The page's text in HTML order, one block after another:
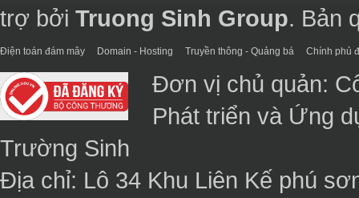
trợ bởi Truong Sinh Group. Bản
Điện toán đám mây Domain - Hosting Truyền thông - Quảng bá Chính phủ
Đơn vị chủ quản:
Phát triển và Ứng
Trường Sinh
Địa chỉ: Lô 34 Khu Liên Kế phú